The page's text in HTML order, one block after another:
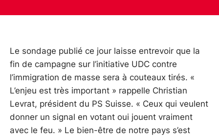
Le sondage publié ce jour laisse entrevoir que la
fin de campagne sur l’initiative UDC contre
l’immigration de masse sera à couteaux tirés. «
L’enjeu est très important » rappelle Christian
Levrat, président du PS Suisse. « Ceux qui veulent
donner un signal en votant oui jouent vraiment
avec le feu. » Le bien-être de notre pays s’est